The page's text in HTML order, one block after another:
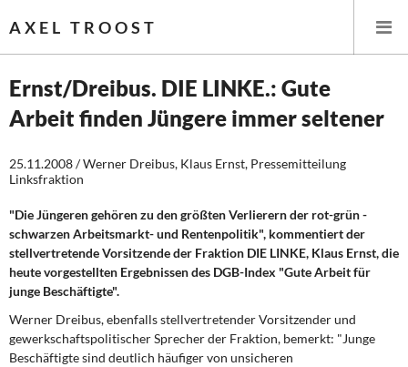
AXEL TROOST
Startseite
Themen
Leitlinien linker Wirtschafts- und Finanzpolitik
Wirtschaftspolitik
Steuer- und Finanzpolitik
Öffentliche Infrastruktur und Daseinsvorsorge
Ernst/Dreibus. DIE LINKE.: Gute
Arbeit finden Jüngere immer seltener
25.11.2008 / Werner Dreibus, Klaus Ernst, Pressemitteilung
Linksfraktion
"Die Jüngeren gehören zu den größten Verlierern der rot-grün -
schwarzen Arbeitsmarkt- und Rentenpolitik", kommentiert der
stellvertretende Vorsitzende der Fraktion DIE LINKE, Klaus Ernst, die
heute vorgestellten Ergebnissen des DGB-Index "Gute Arbeit für
junge Beschäftigte".
Werner Dreibus, ebenfalls stellvertretender Vorsitzender und
gewerkschaftspolitischer Sprecher der Fraktion, bemerkt: "Junge
Beschäftigte sind deutlich häufiger von unsicheren